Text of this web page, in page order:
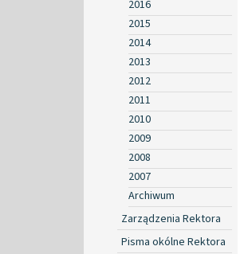
2016
2015
2014
2013
2012
2011
2010
2009
2008
2007
Archiwum
Zarządzenia Rektora
Pisma okólne Rektora